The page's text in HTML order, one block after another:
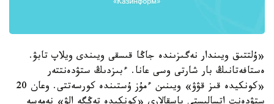
«ۇلتتىق ويىندار نەگىزىندە جاڭا قىسقى ويىندى ويلاپ تابۋ.
ەستافەتانىڭ بار شارتى وسى عانا. ءبىزدىڭ ستۋدەنتتەر
«كونكيدە قىز قۋۋ» ويىنىن ءمۇز ۇستىندە كورسەتتى. وعان 20